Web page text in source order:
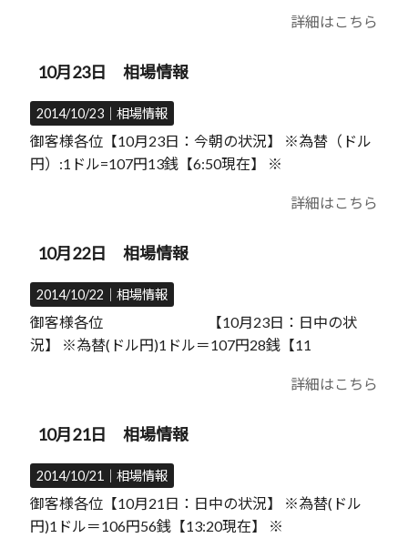
詳細はこちら
10月23日 相場情報
2014/10/23｜相場情報
御客様各位【10月23日：今朝の状況】 ※為替（ドル
円）:1ドル=107円13銭【6:50現在】 ※
詳細はこちら
10月22日 相場情報
2014/10/22｜相場情報
御客様各位 【10月23日：日中の状
況】 ※為替(ドル円)1ドル＝107円28銭【11
詳細はこちら
10月21日 相場情報
2014/10/21｜相場情報
御客様各位【10月21日：日中の状況】 ※為替(ドル
円)1ドル＝106円56銭【13:20現在】 ※